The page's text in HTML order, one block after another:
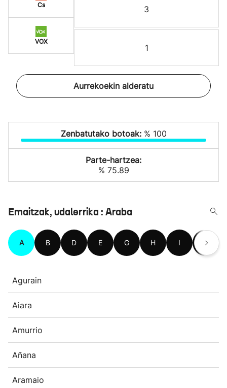
Cs
VOX
3
1
Aurrekoekin alderatu
Zenbatutako botoak: % 100
Parte-hartzea:
% 75.89
Emaitzak, udalerrika : Araba
A B D E G H I K
Agurain
Aiara
Amurrio
Añana
Aramaio